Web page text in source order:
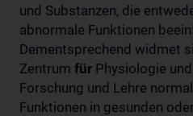
und Substanzen, die
abnormale Funktionen
Dementsprechend widmet
Zentrum für Physiologie und
Forschung und Lehre
Funktionen in gesunden